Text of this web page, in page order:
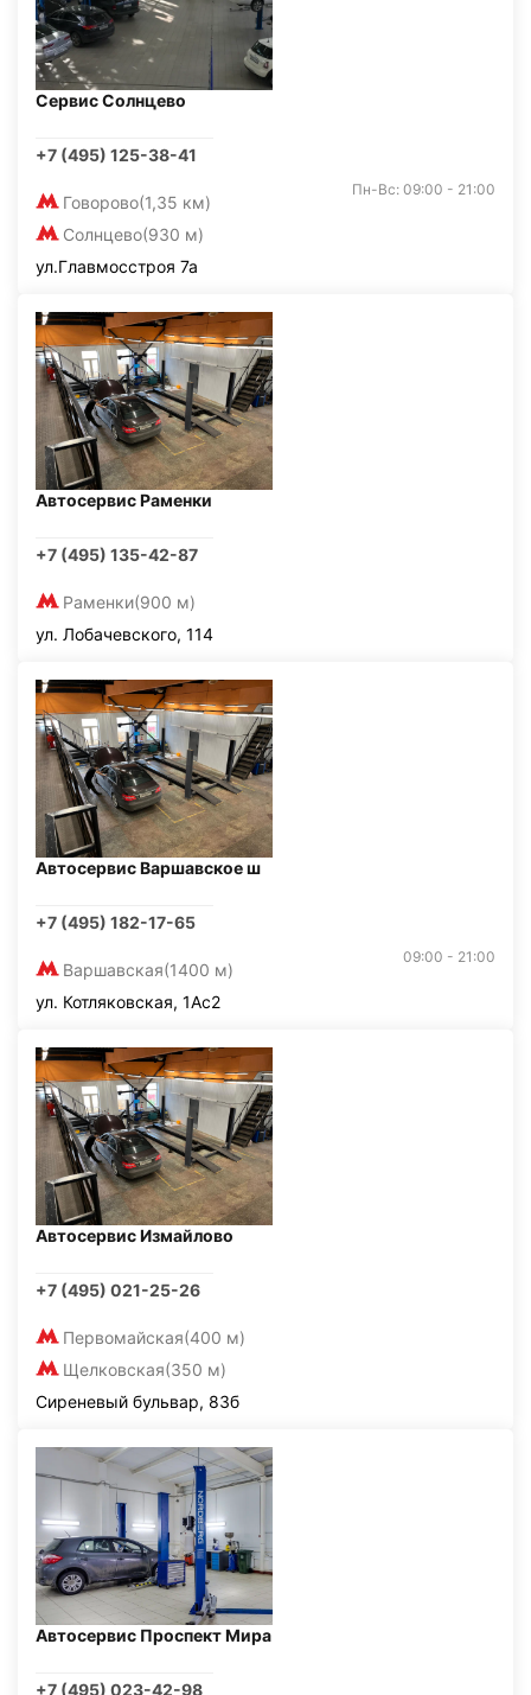
Сервис Солнцево
+7 (495) 125-38-41
Говорово(1,35 км)
Солнцево(930 м)
Пн-Вс: 09:00 - 21:00
ул.Главмосстроя 7а
Автосервис Раменки
+7 (495) 135-42-87
Раменки(900 м)
ул. Лобачевского, 114
Автосервис Варшавское ш
+7 (495) 182-17-65
Варшавская(1400 м)
09:00 - 21:00
ул. Котляковская, 1Ас2
Автосервис Измайлово
+7 (495) 021-25-26
Первомайская(400 м)
Щелковская(350 м)
Сиреневый бульвар, 83б
Автосервис Проспект Мира
+7 (495) 023-42-98